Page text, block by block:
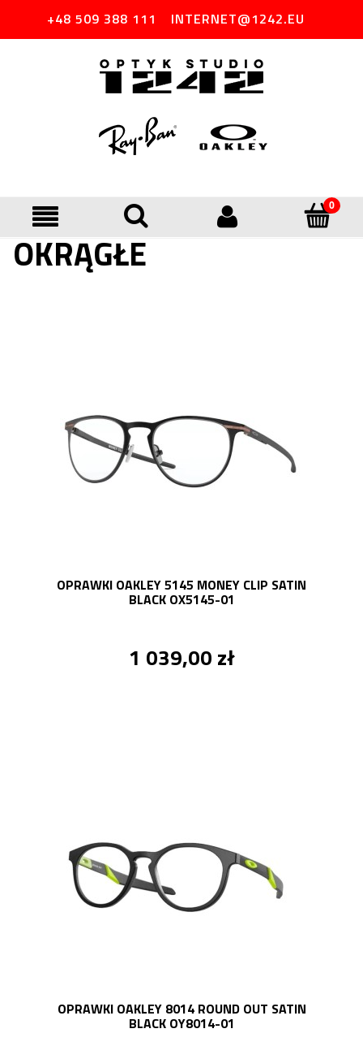
+48 509 388 111 INTERNET@1242.EU
OKRĄGŁE
OPRAWKI OAKLEY 5145 MONEY CLIP SATIN
BLACK OX5145-01
1 039,00 zł
OPRAWKI OAKLEY 8014 ROUND OUT SATIN
BLACK OY8014-01